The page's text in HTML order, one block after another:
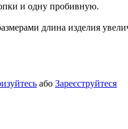
и одну пробивную.
длина изделия
або Зареєструйтеся